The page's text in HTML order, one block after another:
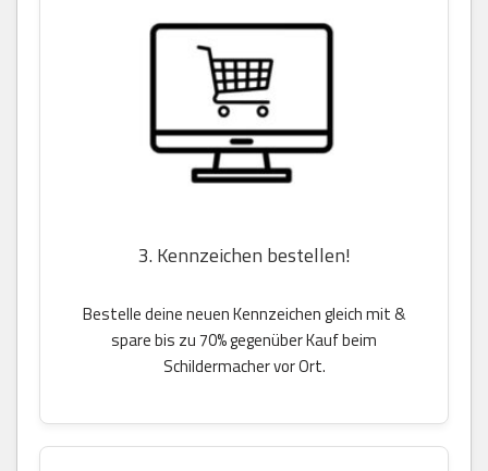
3. Kennzeichen bestellen!
Bestelle deine neuen Kennzeichen gleich mit &
spare bis zu 70% gegenüber Kauf beim
Schildermacher vor Ort.